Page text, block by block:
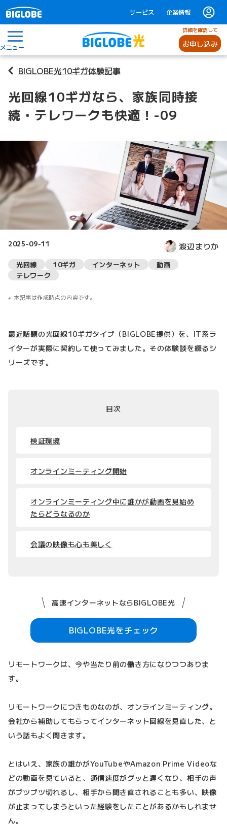
サービス 企業情報
メニュー
詳細を確認して
お申し込み
BIGLOBE光10ギガ体験記事
光回線10ギガなら、家族同時接
続・テレワークも快適！-09
2025-09-11 渡辺まりか
光回線 10ギガ インターネット
動画
テレワーク
本記事は作成時点の内容です。
最近話題の光回線10ギガタイプ（BIGLOBE提供）を、IT系ラ
イターが実際に契約して使ってみました。その体験談を綴るシ
リーズです。
目次
検証環境
オンラインミーティング開始
オンラインミーティング中に誰かが動画を見始め
たらどうなるのか
会議の映像も心も美しく
高速インターネットならBIGLOBE光
BIGLOBE光をチェック
リモートワークは、今や当たり前の働き方になりつつありま
す。
リモートワークにつきものなのが、オンラインミーティング。
会社から補助してもらってインターネット回線を見直した、と
いう話もよく聞きます。
とはいえ、家族の誰かがYouTubeやAmazon Prime Videoな
どの動画を見ていると、通信速度がグッと遅くなり、相手の声
がプツプツ切れるし、相手から聞き直されることも多い、映像
が止まってしまうといった経験をしたことがあるかもしれませ
ん。